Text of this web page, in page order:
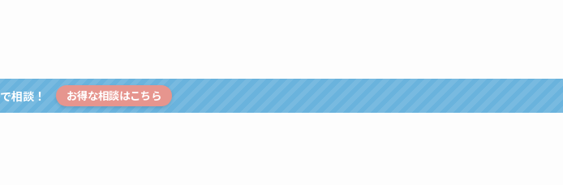
相談！ お得な相談はこちら